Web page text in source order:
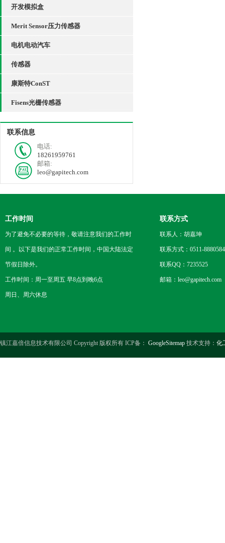
开发模拟盒
Merit Sensor压力传感器
电机电动汽车
传感器
康斯特ConST
Fisens光栅传感器
联系信息
电话:
18261959761
邮箱:
leo@gapitech.com
工作时间
为了避免不必要的等待，敬请注意我们的工作时
间 。以下是我们的正常工作时间，中国大陆法定
节假日除外。
工作时间：周一至周五 早8点到晚6点
周日、周六休息
联系方式
联系人：胡嘉坤
联系方式：0511-
联系QQ：7235525
邮箱：leo@gapitech.com
镇江嘉倍信息技术有限公司 Copyright 版权所有 ICP备： GoogleSitemap 技术支持： 化